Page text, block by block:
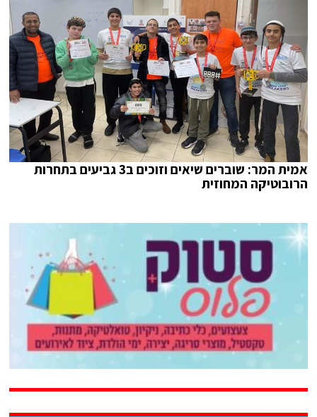
אמית המר: שוברים שיאים וזוכים ב3 גביעים בתחרות
הרובוטיקה המחוזית